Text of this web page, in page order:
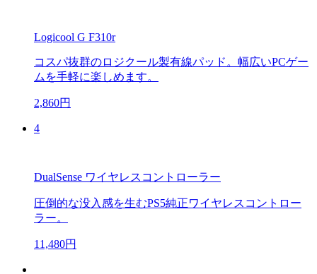
Logicool G F310r
コスパ抜群のロジクール製有線パッド。幅広いPCゲー
ムを手軽に楽しめます。
2,860円
4
DualSense ワイヤレスコントローラー
圧倒的な没入感を生むPS5純正ワイヤレスコントロー
ラー。
11,480円